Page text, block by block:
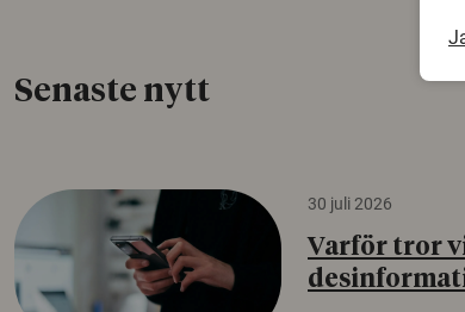
Senaste nytt
30 juli 2026
Varför tror